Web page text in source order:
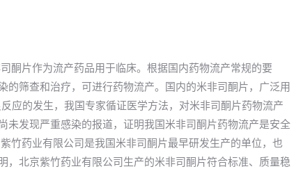
酮片作为流产药品用于临床。根据国内药物流产常规的要
筛查和治疗，可进行药物流产。国内的米非司酮片，广泛用
应的发生，我国专家循证医学方法，对米非司酮片药物流产
发现严重感染的报道，证明我国米非司酮片药物流产是安全
竹药业有限公司是我国米非司酮片最早研发生产的单位，也
北京紫竹药业有限公司生产的米非司酮片符合标准、质量稳